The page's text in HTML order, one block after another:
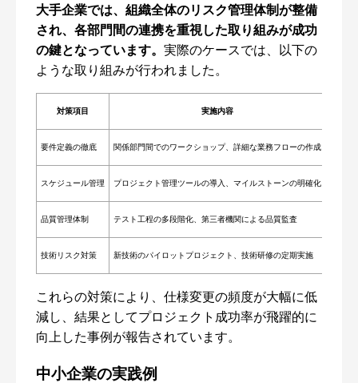
大手企業では、組織全体のリスク管理体制が整備
され、各部門間の連携を重視した取り組みが成功
の鍵となっています。 実際のケースでは、以下の
ような取り組みが行われました。
対策項目 実施内容
要件定義の徹底 関係部門間でのワークショップ、詳細な業務フローの作成
スケジュール管理 プロジェクト管理ツールの導入、マイルストーンの明確化
品質管理体制 テスト工程の多段階化、第三者機関による品質監査
技術リスク対策 新技術のパイロットプロジェクト、技術研修の定期実施
これらの対策により、仕様変更の頻度が大幅に低
減し、結果としてプロジェクト成功率が飛躍的に
向上した事例が報告されています。
中小企業の実践例